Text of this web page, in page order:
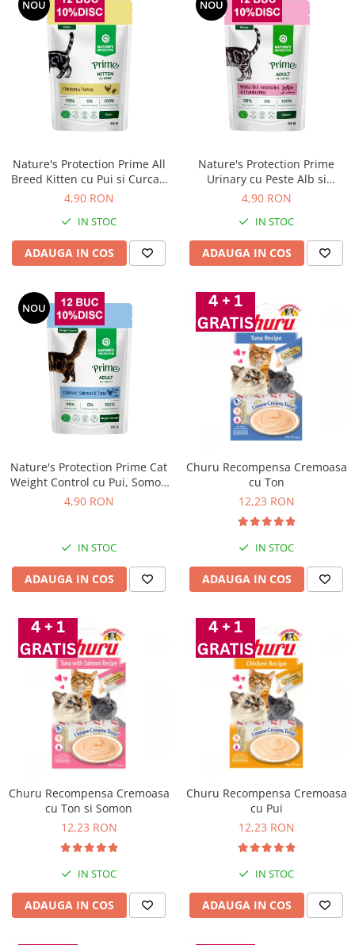
NOU
Nature's Protection Prime All
Breed Kitten cu Pui si Curcan
85 Gr
4,90 RON
IN STOC
ADAUGA IN COS
NOU
Nature's Protection Prime
Urinary cu Peste Alb si
Merisoare pentru Pisici 85 Gr
4,90 RON
IN STOC
ADAUGA IN COS
NOU
Nature's Protection Prime Cat
Weight Control cu Pui, Somon
si Ton 85 Gr
4,90 RON
IN STOC
ADAUGA IN COS
Churu Recompensa Cremoasa
cu Ton
12,23 RON
IN STOC
ADAUGA IN COS
Churu Recompensa Cremoasa
cu Ton si Somon
12,23 RON
IN STOC
ADAUGA IN COS
Churu Recompensa Cremoasa
cu Pui
12,23 RON
IN STOC
ADAUGA IN COS